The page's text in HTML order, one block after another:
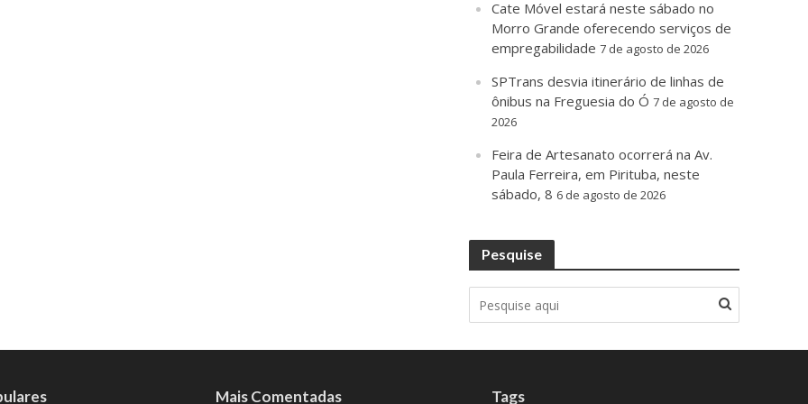
Cate Móvel estará neste sábado no
Morro Grande oferecendo serviços de
empregabilidade 7 de agosto de 2026
SPTrans desvia itinerário de linhas de
ônibus na Freguesia do Ó 7 de agosto de
2026
Feira de Artesanato ocorrerá na Av.
Paula Ferreira, em Pirituba, neste
sábado, 8 6 de agosto de 2026
Pesquise
Mais Comentadas Tags